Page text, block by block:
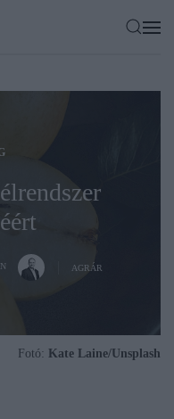
AGRÁR
Fotó: Kate Laine/Unsplash